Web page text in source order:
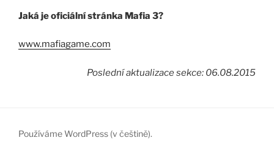
Jaká je oficiální stránka Mafia 3?
www.mafiagame.com
Poslední aktualizace sekce: 06.08.2015
Používáme WordPress (v češtině).